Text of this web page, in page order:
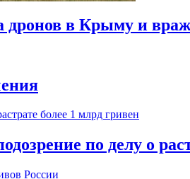
дронов в Крыму и
по делу о